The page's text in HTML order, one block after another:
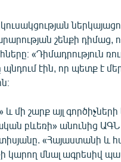
շենքի դիմաց,
«Դիմադրություն
էին, որ պետք է
մի շարք այլ
բևեռի» անունից
«Հայաստանի և
կարող մնալ ագրեսիվ